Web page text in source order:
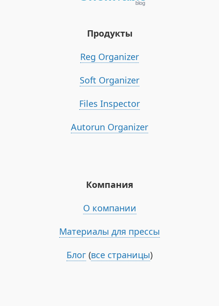
Продукты
Reg Organizer
Soft Organizer
Files Inspector
Autorun Organizer
Компания
О компании
Материалы для прессы
Блог (все страницы)